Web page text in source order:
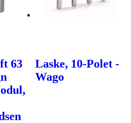
63
Laske, 10-Polet -
Wago